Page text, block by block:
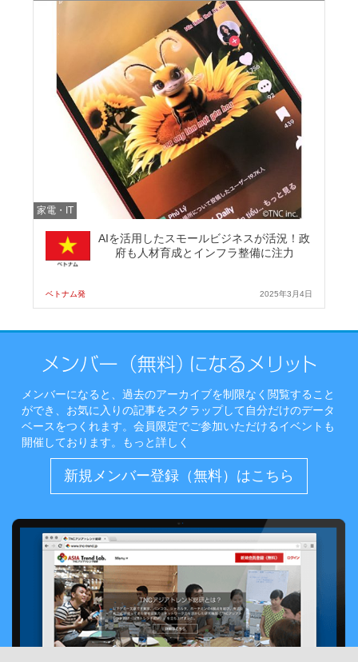
家電・IT
AIを活用したスモールビジネスが活況！政
府も人材育成とインフラ整備に注力
ベトナム発 2025年3月4日
メンバーになると、過去のアーカイブを制限なく閲覧すること
ができ、お気に入りの記事をスクラップして自分だけのデータ
ベースをつくれます。会員限定でご参加いただけるイベントも
開催しております。
もっと詳しく
新規メンバー登録（無料）はこちら